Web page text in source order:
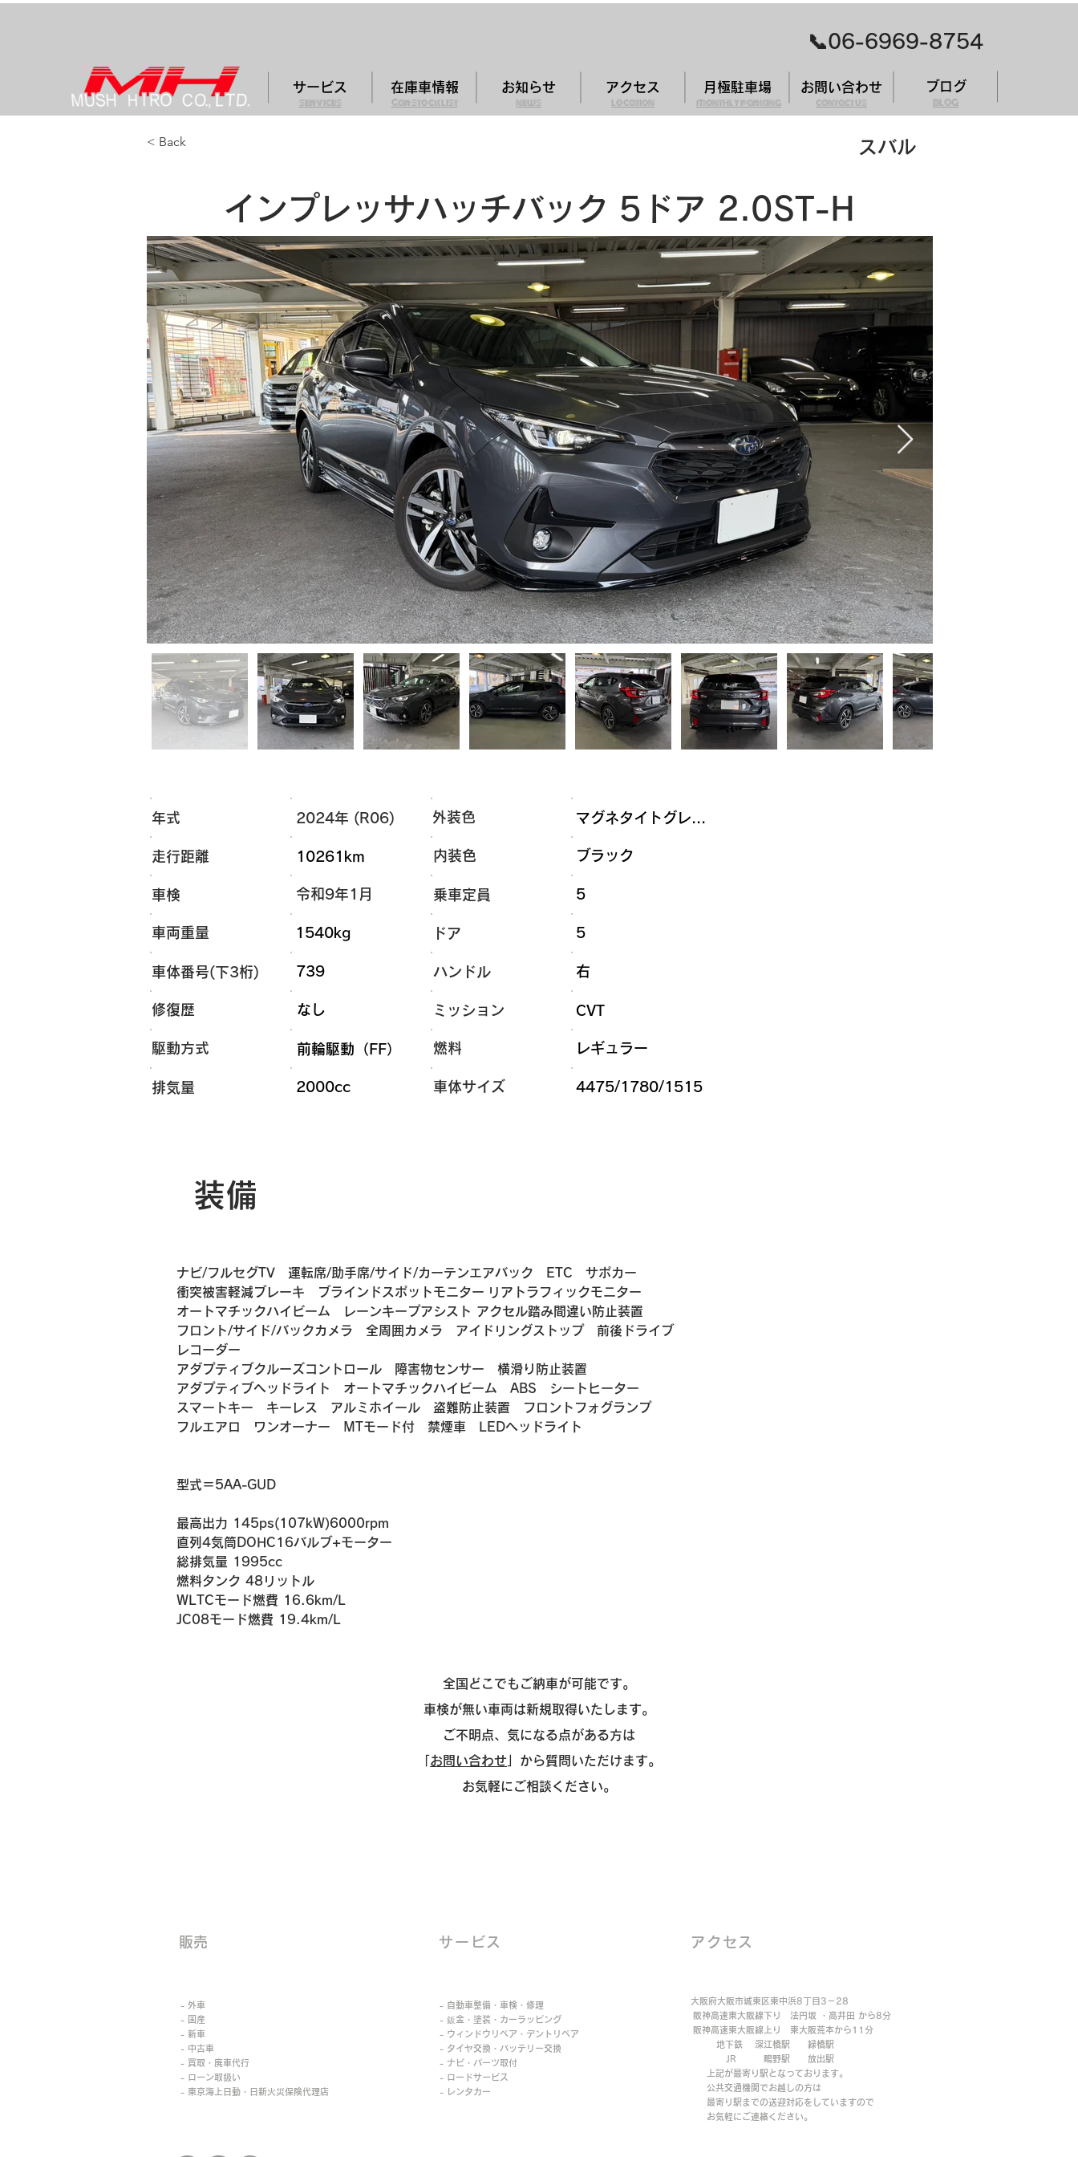
​📞06-6969-8754
サービス
services
在庫車情報
Car stock list
お知らせ
news
アクセス
location
月極駐車場
monthly parking contact us
お問い合わせ ブログ
BLOG
< Back スバル
インプレッサハッチバック 5ドア 2.0ST-H
年式 2024年 (R06) 外装色 マグネタイトグレ...
10261km
走行距離 内装色 ブラック
令和9年1月
車検 乗車定員 5
ドア 5
1540kg
車両重量
ハンドル
739
車体番号(下3桁)
ミッション
なし
​修復歴
燃料
前輪駆動（FF）
​駆動方式
右
CVT
レギュラー
​車体サイズ 4475/1780/1515
2000cc
排気量
装備
ナビ/フルセグTV　運転席/助手席/サイド/カーテンエアバック　ETC　サポカー
衝突被害軽減ブレーキ　ブラインドスポットモニター リアトラフィックモニター
オートマチックハイビーム　レーンキープアシスト アクセル踏み間違い防止装置
フロント/サイド/バックカメラ　全周囲カメラ　アイドリングストップ　前後ドライブ
レコーダー
アダプティブクルーズコントロール　障害物センサー　横滑り防止装置
アダプティブヘッドライト　オートマチックハイビーム　ABS　シートヒーター
スマートキー　キーレス　アルミホイール　盗難防止装置　フロントフォグランプ
フルエアロ　ワンオーナー　MTモード付　禁煙車　LEDヘッドライト
​​型式＝5AA-GUD
最高出力 145ps(107kW)6000rpm
直列4気筒DOHC16バルブ+モーター
総排気量 1995cc
燃料タンク 48リットル
WLTCモード燃費 16.6km/L
​JC08モード燃費 19.4km/L
全国どこでもご納車が可能です。
車検が無い車両は新規取得いたします。
ご不明点、気になる点がある方は
お問い合わせ 」から質問いただけます。
お気軽にご相談ください。
​販売
- 外車
- 国産
- 新車
- 中古車
- 買取・廃車代行
- ローン取扱い
- 東京海上日動・日新火災保険代理店
サービス アクセス
- 自動車整備・車検・修理
- 鈑金・塗装・カーラッピング
- ウィンドウリペア・デントリペア
- タイヤ交換・バッテリー交換
- ナビ・パーツ取付
- ロードサービス
- レンタカー
大阪府大阪市城東区東中浜8丁目3－28
阪神高速東大阪線下り 法円坂 ・高井田 から8分
阪神高速東大阪線上り 東大阪荒本から11分
地下鉄 深江橋駅 緑橋駅
JR 鴫野駅 放出駅
上記が最寄り駅となっております。
公共交通機関でお越しの方は
最寄り駅までの送迎対応をしていますので
​ お気軽にご連絡ください。